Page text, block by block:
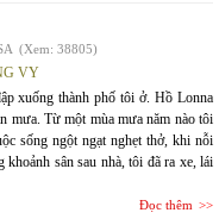
(Xem: 38805)
VY
xuống thành phố tôi ở. Hồ Lonna
mưa. Từ một mùa mưa năm nào tôi
sống ngột ngạt nghẹt thở, khi nỗi
sân sau nhà, tôi đã ra xe, lái
Đọc thêm